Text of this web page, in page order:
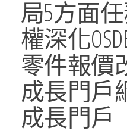
局5方面
權深化
零件報價
成長門戶
成長門戶